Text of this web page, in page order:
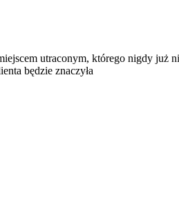
utraconym, którego nigdy już
będzie znaczyła